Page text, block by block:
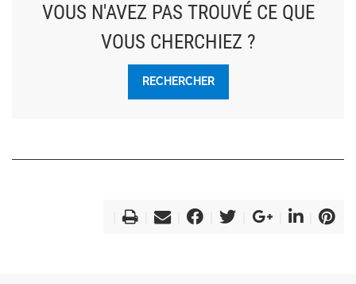
VOUS N'AVEZ PAS TROUVÉ CE QUE
VOUS CHERCHIEZ ?
RECHERCHER